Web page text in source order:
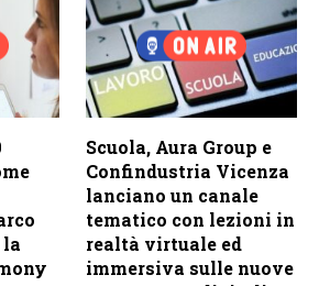
Scuola, Aura Group e
Confindustria Vicenza
lanciano un canale
tematico con lezioni in
realtà virtuale ed
immersiva sulle nuove